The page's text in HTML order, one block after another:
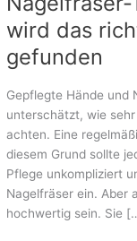
wird das
gefunden
Gepflegte Hände und
unterschätzt, wie
achten. Eine
diesem Grund sollte
Pflege unkompliziert
Nagelfräser ein. Aber
hochwertig sein. Sie
Vergleich
–
So
das
richtige
Modell
mit
Zubehör
gefunden